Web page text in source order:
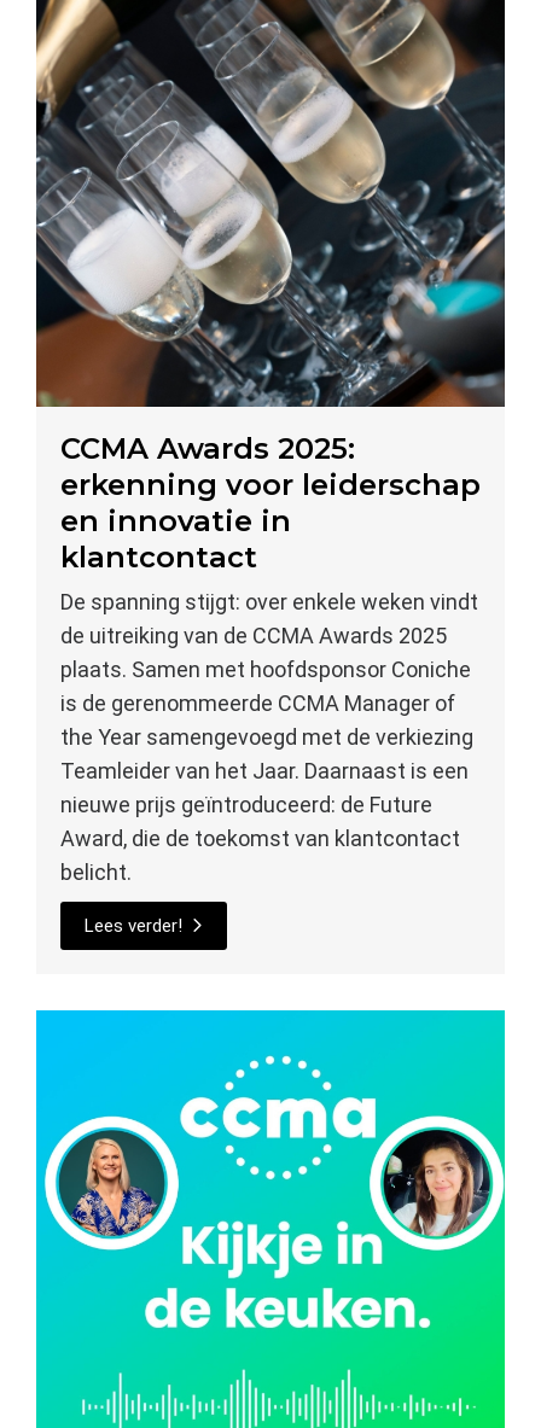
CCMA Awards 2025:
erkenning voor leiderschap
en innovatie in
klantcontact
De spanning stijgt: over enkele weken vindt
de uitreiking van de CCMA Awards 2025
plaats. Samen met hoofdsponsor Coniche
is de gerenommeerde CCMA Manager of
the Year samengevoegd met de verkiezing
Teamleider van het Jaar. Daarnaast is een
nieuwe prijs geïntroduceerd: de Future
Award, die de toekomst van klantcontact
belicht.
Lees verder!